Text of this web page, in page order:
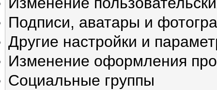
Подписи, аватары и
Другие настройки и
Изменение оформления
Социальные группы